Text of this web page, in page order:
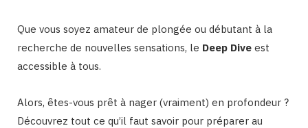
Que vous soyez amateur de plongée ou débutant à la
recherche de nouvelles sensations, le Deep Dive est
accessible à tous.
Alors, êtes-vous prêt à nager (vraiment) en profondeur ?
Découvrez tout ce qu’il faut savoir pour préparer au